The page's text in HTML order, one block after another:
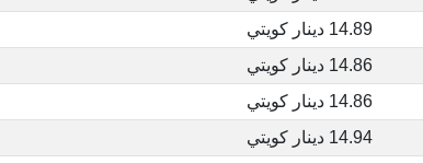
14.89 دينار كويتي
14.86 دينار كويتي
14.86 دينار كويتي
14.94 دينار كويتي